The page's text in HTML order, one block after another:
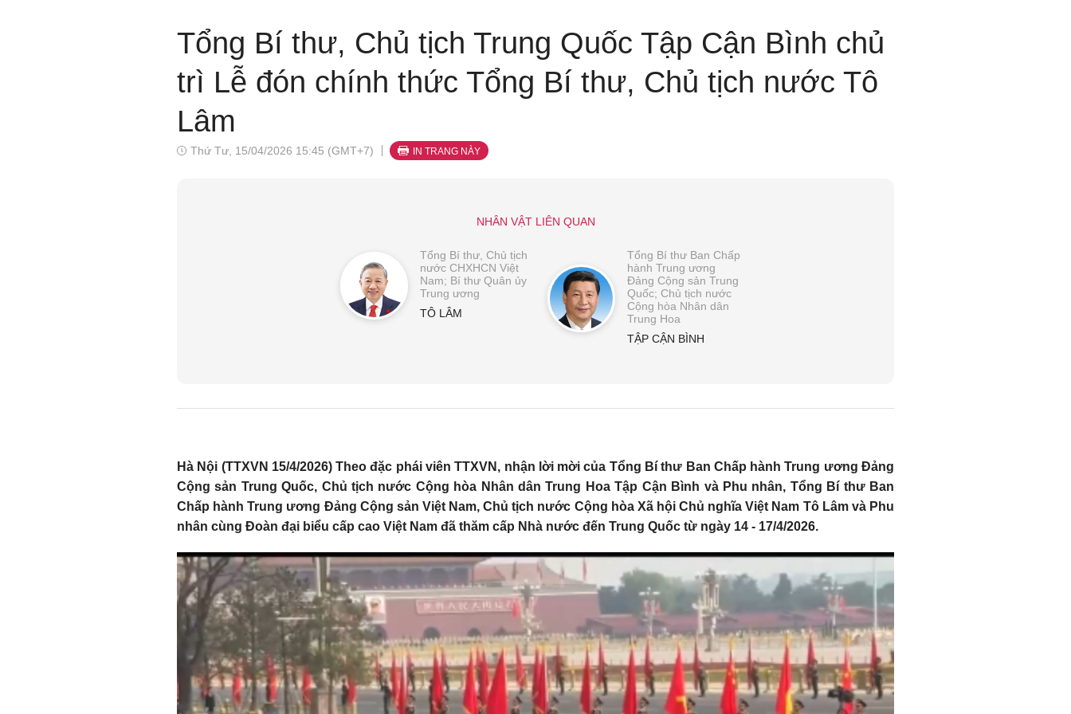
Tổng Bí thư, Chủ tịch Trung Quốc Tập Cận Bình chủ
trì Lễ đón chính thức Tổng Bí thư, Chủ tịch nước Tô
Lâm
Thứ Tư, 15/04/2026 15:45 (GMT+7) IN TRANG NÀY
NHÂN VẬT LIÊN QUAN
Tổng Bí thư, Chủ tịch
nước CHXHCN Việt
Nam; Bí thư Quân ủy
Trung ương
TÔ LÂM
Tổng Bí thư Ban Chấp
hành Trung ương
Đảng Cộng sản Trung
Quốc; Chủ tịch nước
Cộng hòa Nhân dân
Trung Hoa
TẬP CẬN BÌNH
Hà Nội (TTXVN 15/4/2026) Theo đặc phái viên TTXVN, nhận lời mời của Tổng Bí thư Ban Chấp hành Trung ương Đảng
Cộng sản Trung Quốc, Chủ tịch nước Cộng hòa Nhân dân Trung Hoa Tập Cận Bình và Phu nhân, Tổng Bí thư Ban
Chấp hành Trung ương Đảng Cộng sản Việt Nam, Chủ tịch nước Cộng hòa Xã hội Chủ nghĩa Việt Nam Tô Lâm và Phu
nhân cùng Đoàn đại biểu cấp cao Việt Nam đã thăm cấp Nhà nước đến Trung Quốc từ ngày 14 - 17/4/2026.